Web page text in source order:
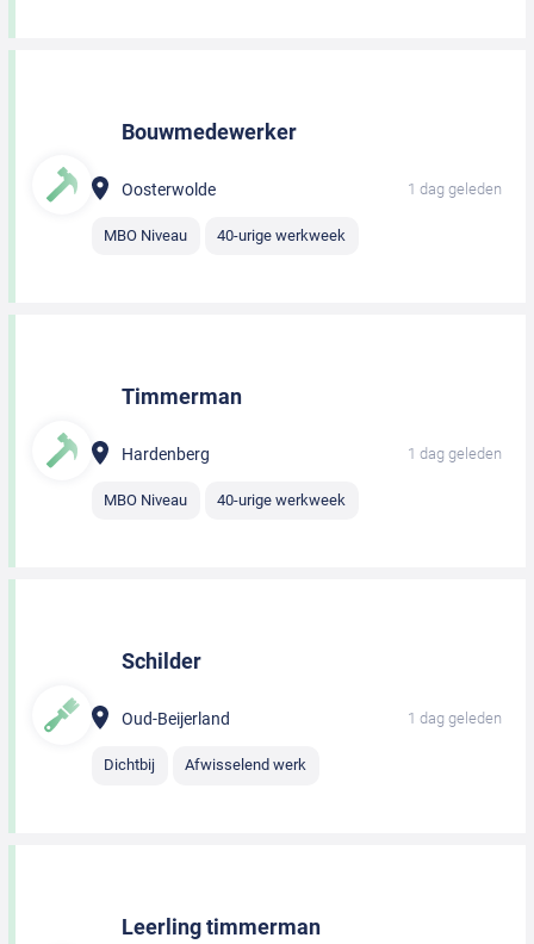
Bouwmedewerker
Oosterwolde 1 dag geleden
MBO Niveau 40-urige werkweek
Timmerman
Hardenberg 1 dag geleden
MBO Niveau 40-urige werkweek
Schilder
Oud-Beijerland 1 dag geleden
Dichtbij Afwisselend werk
Leerling timmerman